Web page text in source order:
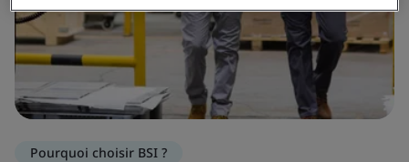
Pourquoi choisir BSI ?